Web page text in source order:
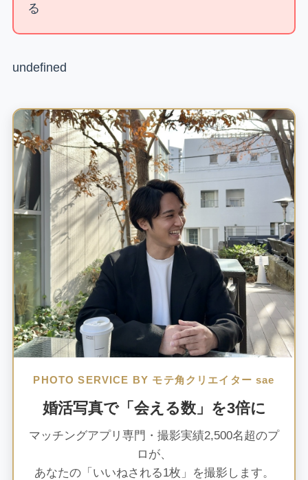
る
undefined
PHOTO SERVICE BY モテ角クリエイター sae
婚活写真で「会える数」を3倍に
マッチングアプリ専門・撮影実績2,500名超のプ
ロが、
あなたの「いいねされる1枚」を撮影します。